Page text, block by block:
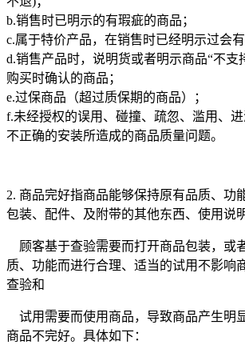
b.销售时已明示的有瑕疵的商品；
c.属于特价产品，在销售时已经明示过会有
d.销售产品时，说明货或者明示商品“不支
购买时确认的商品；
e.过保商品（超过质保期的商品）；
f.未经授权的误用、碰撞、疏忽、滥用、进
不正确的安装所造成的商品质量问题。
2. 商品完好指商品能够保持原有品质、功
包装、配件、及附带的其他东西、使用说
顾客基于查验需要而打开商品包装，或
质、功能而进行合理、适当的试用不影响
查验和
试用需要而使用商品，导致商品产生明
商品不完好。具体如下：